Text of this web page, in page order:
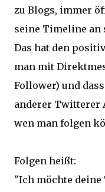
zu Blogs, immer
seine Timeline
Das hat den
man mit
Follower) und
anderer Twitterer
wen man folgen
Folgen heißt:
"Ich möchte deine